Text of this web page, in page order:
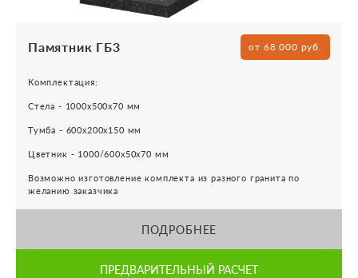
Памятник ГБ3 от 68 000 руб.
Комплектация:
Стела - 1000х500х70 мм
Тумба - 600х200х150 мм
Цветник - 1000/600х50х70 мм
Возможно изготовление комплекта из разного гранита по
желанию заказчика
ПОДРОБНЕЕ
ПРЕДВАРИТЕЛЬНЫЙ РАСЧЕТ